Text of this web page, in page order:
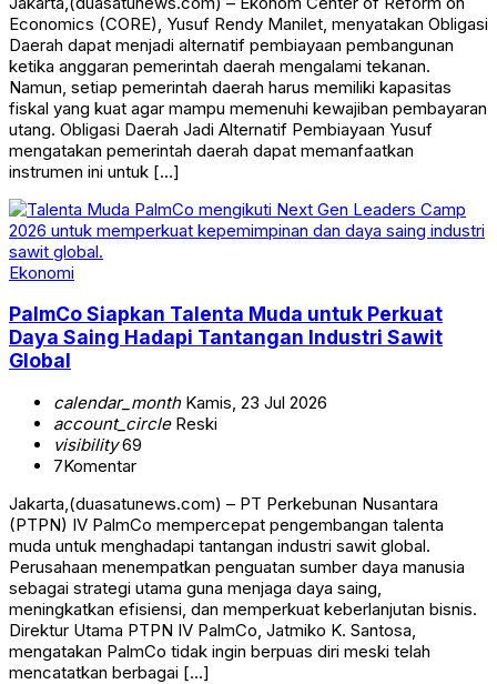
Economics (CORE), Yusuf Rendy Manilet, menyatakan Obligasi
Daerah dapat menjadi alternatif pembiayaan pembangunan
ketika anggaran pemerintah daerah mengalami tekanan.
Namun, setiap pemerintah daerah harus memiliki kapasitas
fiskal yang kuat agar mampu memenuhi kewajiban pembayaran
utang. Obligasi Daerah Jadi Alternatif Pembiayaan Yusuf
mengatakan pemerintah daerah dapat memanfaatkan
instrumen ini untuk […]
Ekonomi
PalmCo Siapkan Talenta Muda untuk Perkuat
Daya Saing Hadapi Tantangan Industri Sawit
Global
calendar_monthKamis, 23 Jul 2026
account_circleReski
visibility69
7Komentar
Jakarta,(duasatunews.com) – PT Perkebunan Nusantara
(PTPN) IV PalmCo mempercepat pengembangan talenta
muda untuk menghadapi tantangan industri sawit global.
Perusahaan menempatkan penguatan sumber daya manusia
sebagai strategi utama guna menjaga daya saing,
meningkatkan efisiensi, dan memperkuat keberlanjutan bisnis.
Direktur Utama PTPN IV PalmCo, Jatmiko K. Santosa,
mengatakan PalmCo tidak ingin berpuas diri meski telah
mencatatkan berbagai […]